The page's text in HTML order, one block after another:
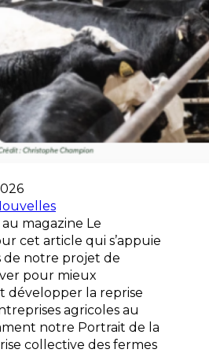
magazine Le
cet article qui s’appuie
de notre projet de
pour mieux
développer la reprise
agricoles au
notre Portrait de la
collective des fermes